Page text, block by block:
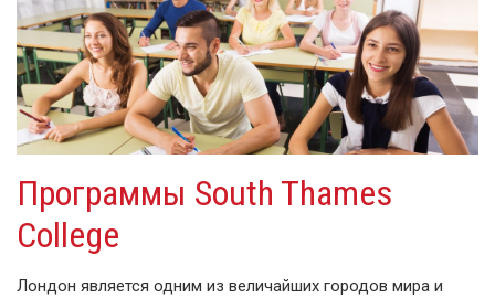
Программы South Thames
College
Лондон является одним из величайших городов мира и